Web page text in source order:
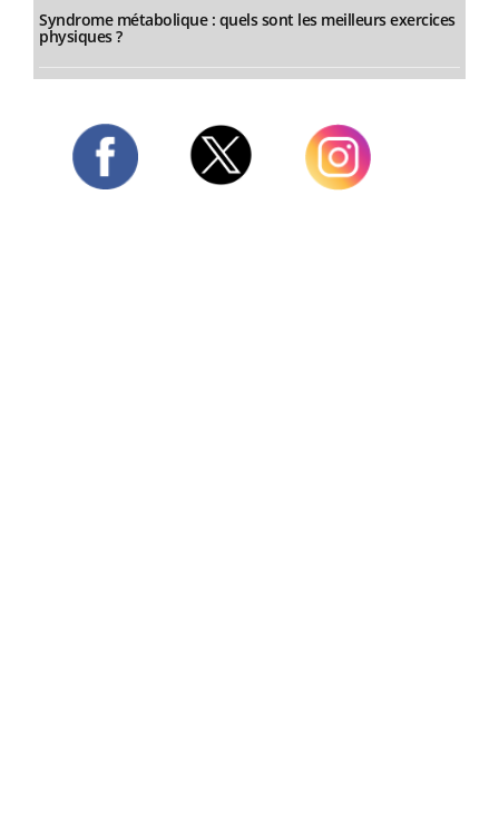
Syndrome métabolique : quels sont les meilleurs exercices
physiques ?